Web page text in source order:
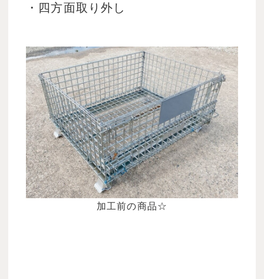
・四方面取り外し
加工前の商品☆